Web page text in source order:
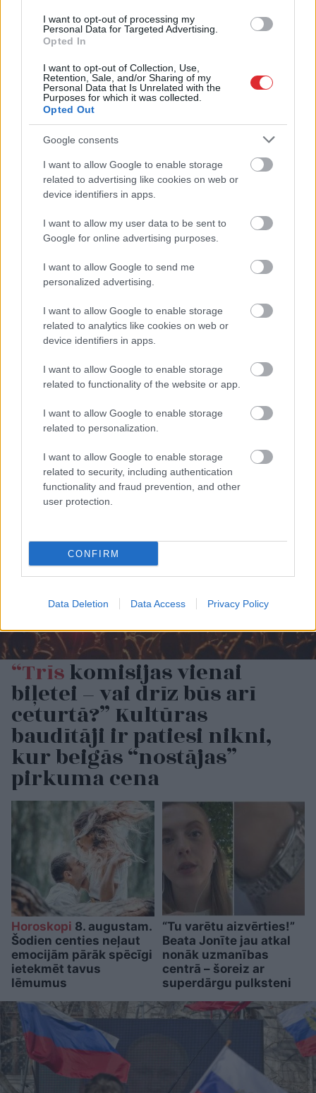
I want to opt-out of processing my
Personal Data for Targeted Advertising.
Opted In
I want to opt-out of Collection, Use,
Retention, Sale, and/or Sharing of my
Personal Data that Is Unrelated with the
Purposes for which it was collected.
Opted Out
Google consents
I want to allow Google to enable storage
related to advertising like cookies on web or
device identifiers in apps.
I want to allow my user data to be sent to
Google for online advertising purposes.
I want to allow Google to send me
personalized advertising.
I want to allow Google to enable storage
related to analytics like cookies on web or
device identifiers in apps.
I want to allow Google to enable storage
related to functionality of the website or app.
I want to allow Google to enable storage
related to personalization.
I want to allow Google to enable storage
related to security, including authentication
functionality and fraud prevention, and other
user protection.
CONFIRM
Data Deletion Data Access Privacy Policy
“Man nebija tās mātes
jūtas…” Elīna Didrihsone
atklāti par laiku pēc dēla
piedzimšanas
sanāca, ka iemīlējās
starpību,” Linda Kalniņa
pirmo reizi publiski
Džilindžeru
Aršo zodiaka zīmju
nestrīdēties: viņi
vienmēr atradīs veidu,
“Trīskomisijas vienai
biļetei – vai drīz būs arī
ceturtā?” Kultūras
baudītāji ir patiesi nikni,
kur beigās “nostājas”
pirkuma cena
Horoskopi 8. augustam.
Šodien centies neļaut
emocijām pārāk spēcīgi
ietekmēt tavus
lēmumus
“Tu varētu aizvērties!”
Beata Jonīte jau atkal
nonāk uzmanības
centrā – šoreiz ar
superdārgu pulksteni
Atcelt Ziņot